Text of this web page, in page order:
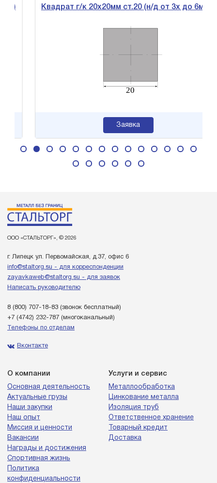
Квадрат г/к 20х20мм ст.20 (н/д от 3х до 6м)
Заявка
ООО «СТАЛЬТОРГ», © 2026
г. Липецк ул. Первомайская, д.37, офис 6
info@staltorg.su - для корреспонденции
zayavkaweb@staltorg.su - для заявок
Написать руководителю
8 (800) 707-18-83 (звонок бесплатный)
+7 (4742) 232-787 (многоканальный)
Телефоны по отделам
Вконтакте
О компании
Основная деятельность
Актуальные грузы
Наши закупки
Наш опыт
Миссия и ценности
Вакансии
Награды и достижения
Спортивная жизнь
Политика
конфиденциальности
Услуги и сервис
Металлообработка
Цинкование металла
Изоляция труб
Ответственное хранение
Товарный кредит
Доставка